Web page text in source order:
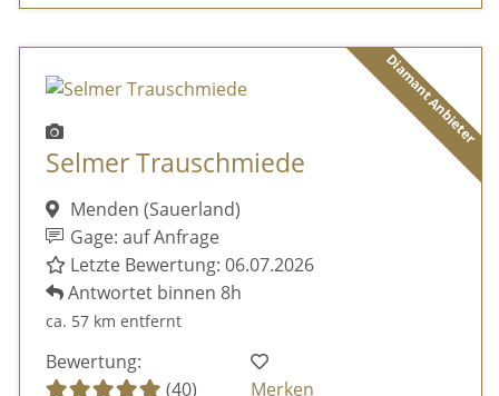
Diamant Anbieter
Selmer Trauschmiede
Menden (Sauerland)
Gage: auf Anfrage
Letzte Bewertung: 06.07.2026
Antwortet binnen 8h
ca. 57 km entfernt
Bewertung:
(40)
Merken